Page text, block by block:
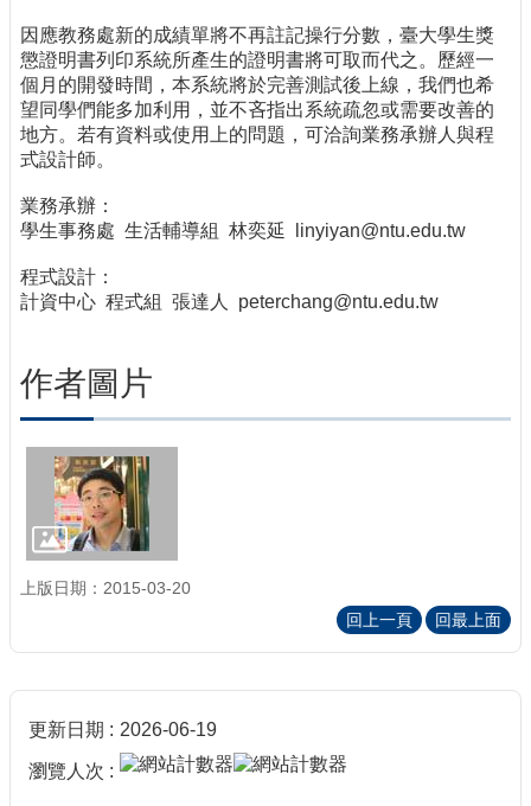
因應教務處新的成績單將不再註記操行分數，臺大學生獎
懲證明書列印系統所產生的證明書將可取而代之。歷經一
個月的開發時間，本系統將於完善測試後上線，我們也希
望同學們能多加利用，並不吝指出系統疏忽或需要改善的
地方。若有資料或使用上的問題，可洽詢業務承辦人與程
式設計師。
業務承辦：
學生事務處 生活輔導組 林奕延 linyiyan@ntu.edu.tw
程式設計：
計資中心 程式組 張達人 peterchang@ntu.edu.tw
作者圖片
上版日期：2015-03-20
回上一頁
回最上面
更新日期 2026-06-19
瀏覽人次